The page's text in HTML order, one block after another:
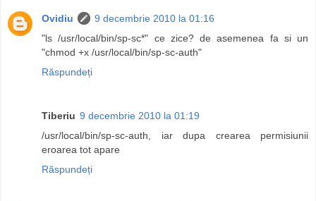
Ovidiu
9 decembrie 2010 la 01:16
"ls /usr/local/bin/sp-sc*" ce zice? de asemenea fa si un
"chmod +x /usr/local/bin/sp-sc-auth"
Răspundeți
Tiberiu 9 decembrie 2010 la 01:19
/usr/local/bin/sp-sc-auth, iar dupa crearea permisiunii
eroarea tot apare
Răspundeți